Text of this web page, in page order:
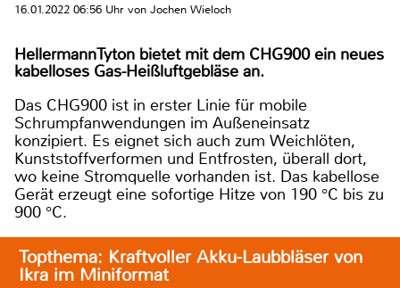
16.01.2022 06:56 Uhr von Jochen Wieloch
HellermannTyton bietet mit dem CHG900 ein neues
kabelloses Gas-Heißluftgebläse an.
Das CHG900 ist in erster Linie für mobile
Schrumpfanwendungen im Außeneinsatz
konzipiert. Es eignet sich auch zum Weichlöten,
Kunststoffverformen und Entfrosten, überall dort,
wo keine Stromquelle vorhanden ist. Das kabellose
Gerät erzeugt eine sofortige Hitze von 190 °C bis zu
900 °C.
Topthema: Kraftvoller Akku-Laubbläser von
Ikra im Miniformat